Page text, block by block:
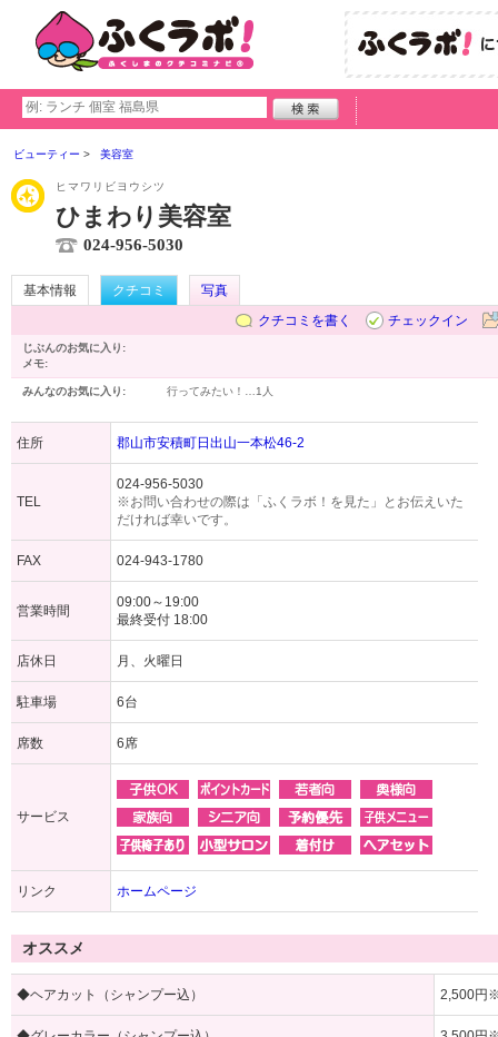
ビューティー 美容室
ヒマワリビヨウシツ
ひまわり美容室
024-956-5030
基本情報 クチコミ
写真
クチコミを書く
チェックイン
じぶんのお気に入り:
メモ:
みんなのお気に入り: 行ってみたい！… 1人
住所 郡山市安積町日出山一本松46-2
TEL
024-956-5030
※お問い合わせの際は「ふくラボ！を見た」とお伝えいた
だければ幸いです。
FAX 024-943-1780
営業時間
09:00～19:00
最終受付 18:00
店休日 月、火曜日
駐車場 6台
席数 6席
サービス
リンク ホームページ
オススメ
◆ヘアカット（シャンプー込） 2,500円